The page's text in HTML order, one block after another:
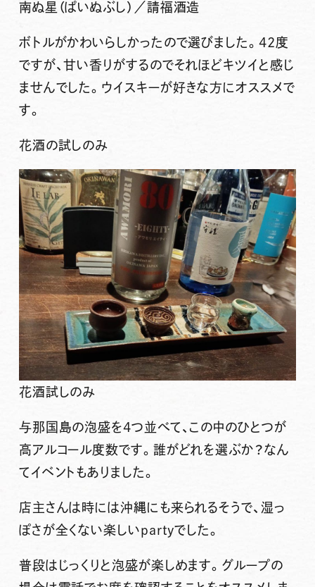
南ぬ星（ぱいぬぶし）／請福酒造
ボトルがかわいらしかったので選びました。42度
ですが、甘い香りがするのでそれほどキツイと感じ
ませんでした。ウイスキーが好きな方にオススメで
す。
花酒の試しのみ
花酒試しのみ
与那国島の泡盛を4つ並べて、この中のひとつが
高アルコール度数です。誰がどれを選ぶか？なん
てイベントもありました。
店主さんは時には沖縄にも来られるそうで、湿っ
ぽさが全くない楽しいpartyでした。
普段はじっくりと泡盛が楽しめます。グループの